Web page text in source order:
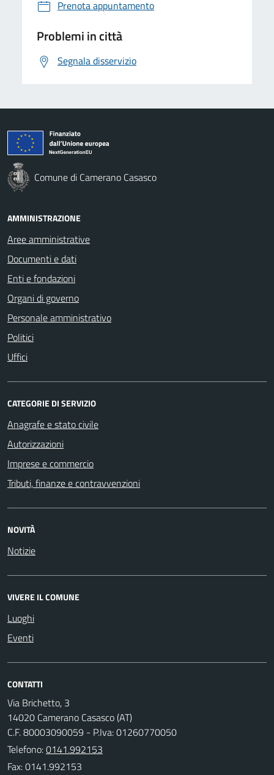
Prenota appuntamento
Problemi in città
Segnala disservizio
Comune di Camerano Casasco
AMMINISTRAZIONE
Aree amministrative
Documenti e dati
Enti e fondazioni
Organi di governo
Personale amministrativo
Politici
Uffici
CATEGORIE DI SERVIZIO
Anagrafe e stato civile
Autorizzazioni
Imprese e commercio
Tributi, finanze e contravvenzioni
NOVITÀ
Notizie
VIVERE IL COMUNE
Luoghi
Eventi
CONTATTI
Via Brichetto, 3
14020 Camerano Casasco (AT)
C.F. 80003090059 - P.Iva: 01260770050
Telefono:0141.992153
Fax: 0141.992153